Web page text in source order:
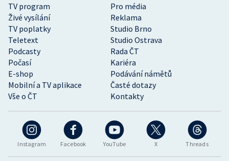
Instagram Facebook YouTube X Threads
TV program
Pro média
Živé vysílání
Reklama
TV poplatky
Studio Brno
Teletext
Studio Ostrava
Podcasty
Rada ČT
Počasí
Kariéra
E-shop
Podávání námětů
Mobilní a TV aplikace
Časté dotazy
Vše o ČT
Kontakty